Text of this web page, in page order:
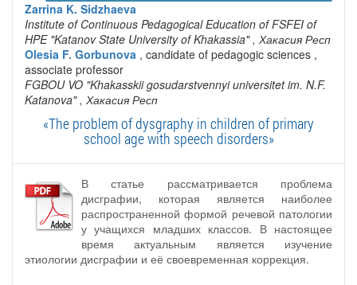
Zarrina K. Sidzhaeva
Institute of Continuous Pedagogical Education of FSFEI of
HPE "Katanov State University of Khakassia" , Хакасия Респ
Olesia F. Gorbunova , candidate of pedagogic sciences ,
associate professor
FGBOU VO "Khakasskii gosudarstvennyi universitet im. N.F.
Katanova" , Хакасия Респ
«The problem of dysgraphy in children of primary
school age with speech disorders»
В статье рассматривается проблема
дисграфии, которая является наиболее
распространенной формой речевой патологии
у учащихся младших классов. В настоящее
время актуальным является изучение
этиологии дисграфии и её своевременная коррекция.